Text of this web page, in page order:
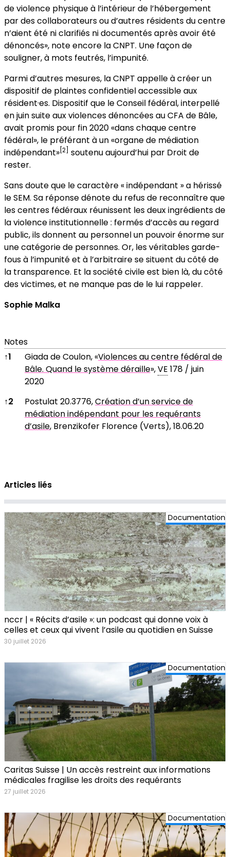
de violence physique à l’intérieur de l’hébergement
par des collaborateurs ou d’autres résidents du centre
n’aient été ni clarifiés ni documentés après avoir été
dénoncés», note encore la CNPT. Une façon de
souligner, à mots feutrés, l’impunité.
Parmi d’autres mesures, la CNPT appelle à créer un
dispositif de plaintes confidentiel accessible aux
résident·es. Dispositif que le Conseil fédéral, interpellé
en juin suite aux violences dénoncées au CFA de Bâle,
avait promis pour fin 2020 «dans chaque centre
fédéral», le préférant à un «organe de médiation
indépendant» [2] soutenu aujourd’hui par Droit de
rester.
Sans doute que le caractère « indépendant » a hérissé
le SEM. Sa réponse dénote du refus de reconnaître que
les centres fédéraux réunissent les deux ingrédients de
la violence institutionnelle : fermés d’accès au regard
public, ils donnent au personnel un pouvoir énorme sur
une catégorie de personnes. Or, les véritables garde-
fous à l’impunité et à l’arbitraire se situent du côté de
la transparence. Et la société civile est bien là, du côté
des victimes, et ne manque pas de le lui rappeler.
Sophie Malka
Notes
Notes
↑1 Giada de Coulon, «Violences au centre fédéral de
Bâle. Quand le système déraille»,VE 178 / juin
2020
↑2 Postulat 20.3776,Création d’un service de
médiation indépendant pour les requérants
d’asile, Brenzikofer Florence (Verts), 18.06.20
Articles liés
Documentation
nccr | « Récits d’asile »: un podcast qui donne voix à
celles et ceux qui vivent l’asile au quotidien en Suisse
30 juillet 2026
Documentation
Caritas Suisse | Un accès restreint aux informations
médicales fragilise les droits des requérants
27 juillet 2026
Documentation